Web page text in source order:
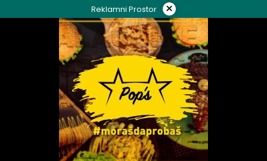
to
Reklamni Prostor ×